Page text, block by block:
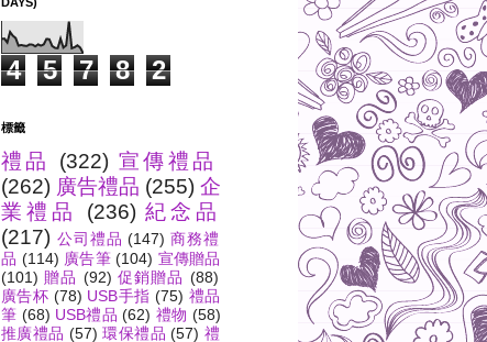
4 5 7 8 2
標籤
禮品 (322) 宣傳禮品
(262) 廣告禮品 (255) 企
業禮品
(236) 紀念品
(217) 公司禮品 (147) 商務禮
品 (114) 廣告筆 (104) 宣傳贈品
(101) 贈品 (92) 促銷贈品 (88)
廣告杯 (78) USB手指 (75) 禮品
筆 (68) USB禮品 (62) 禮物 (58)
推廣禮品 (57) 環保禮品 (57) 禮